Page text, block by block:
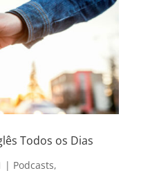
Todos os Dias
| Podcasts,